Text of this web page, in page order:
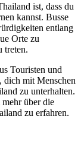
ist, dass du
kannst. Busse
entlang
Orte zu
treten.
Touristen und
dich mit Menschen
zu unterhalten.
über die
zu erfahren.